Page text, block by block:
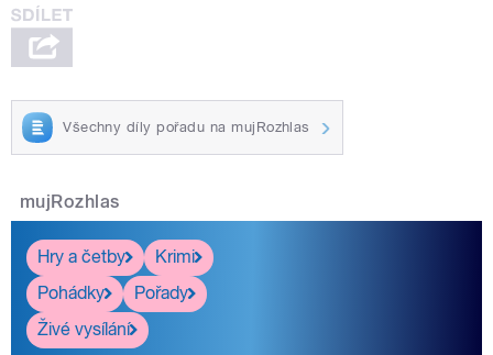
Všechny díly pořadu na mujRozhlas
mujRozhlas
Hry a četby
Krimi
Pohádky
Pořady
Živé vysílání